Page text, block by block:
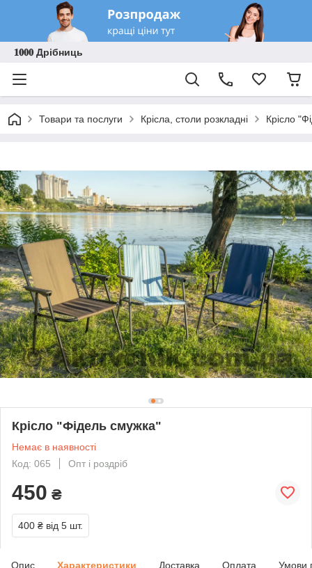
𝟏𝟎𝟎𝟎 Дрібниць
Товари та послуги Крісла, столи розкладні Крісло
Крісло "Фідель смужка"
Немає в наявності
Код: 065
Опт і роздріб
450 ₴
400 ₴ від 5 шт.
Опис Характеристики Доставка Оплата Умови